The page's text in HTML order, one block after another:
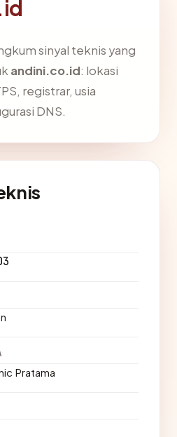
sinyal teknis yang
andini.co.id: lokasi
registrar, usia
DNS.
Pratama